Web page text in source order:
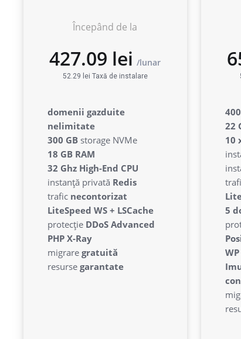
Începând de la
427.09 lei
52.29 lei Taxă de instalare
domenii gazduite
nelimitate
300 GB storage NVMe
18 GB RAM
32 Ghz High-End CPU
instanță privată Redis
trafic necontorizat
LiteSpeed WS + LSCache
protecție DDoS Advanced
PHP X-Ray
migraregratuită
resursegarantate
22
10
5